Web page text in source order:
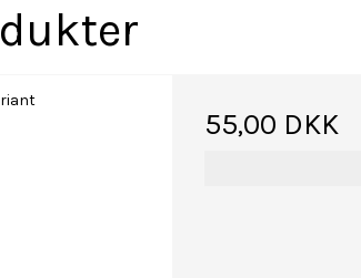
55,00 DKK